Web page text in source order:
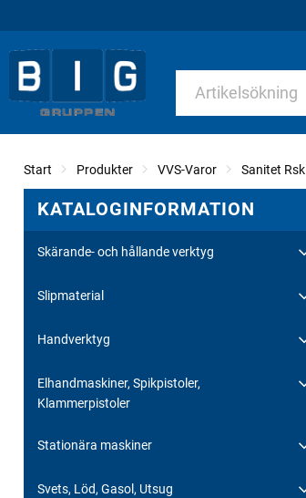
Start Produkter VVS-Varor Sanitet Rsk
KATALOGINFORMATION
Skärande- och hållande verktyg
Slipmaterial
Handverktyg
Elhandmaskiner, Spikpistoler,
Klammerpistoler
Stationära maskiner
Svets, Löd, Gasol, Utsug